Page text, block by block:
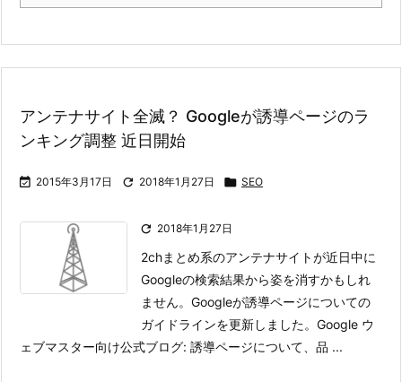
アンテナサイト全滅？ Googleが誘導ページのラ
ンキング調整 近日開始
 2015年3月17日  2018年1月27日  SEO
 2018年1月27日
2chまとめ系のアンテナサイトが近日中に
Googleの検索結果から姿を消すかもしれ
ません。Googleが誘導ページについての
ガイドラインを更新しました。Google ウ
ェブマスター向け公式ブログ: 誘導ページについて、品 ...